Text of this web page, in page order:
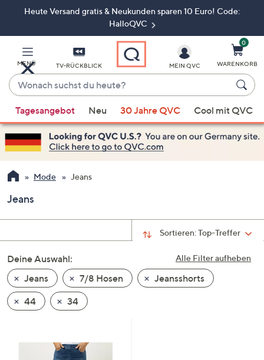
ZumHeute Versand gratis & Neukunden sparen 10 Euro! Code:
HalloQVC
MENÜ TV-RÜCKBLICK
Wonach
suchst
du
heute?
Vorschläge
verfügbar
sind,
verwenden
Sie
Pfeiltasten
nach
und
nach
unten
oder
wischen
Touch-
MEIN QVC
0
WARENKORB
Tagesangebot Neu 30 Jahre QVC Cool mit QVC
Mode Jeans
Jeans
Sortieren:Top-Treffer
Alle Filter aufheben
Deine Auswahl:
Jeans
7/8 Hosen
Jeansshorts
44
34